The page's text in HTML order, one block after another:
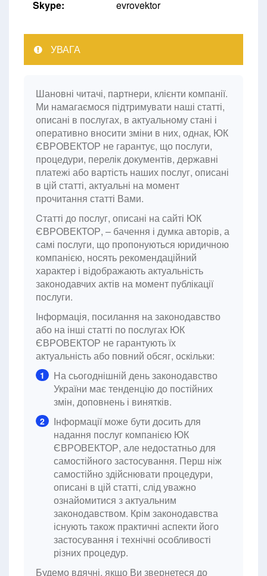
Skype: evrovektor
УВАГА
Шановні читачі, партнери, клієнти компанії.
Ми намагаємося підтримувати наші статті,
описані в послугах, в актуальному стані і
оперативно вносити зміни в них, однак, ЮК
ЄВРОВЕКТОР не гарантує, що послуги,
процедури, перелік документів, державні
платежі або вартість наших послуг, описані
в цій статті, актуальні на момент
прочитання статті Вами.
Cтатті до послуг, описані на сайті ЮК
ЄВРОВЕКТОР, – бачення і думка авторів, а
самі послуги, що пропонуються юридичною
компанією, носять рекомендаційний
характер і відображають актуальність
законодавчих актів на момент публікації
послуги.
Інформація, посилання на законодавство
або на інші статті по послугах ЮК
ЄВРОВЕКТОР не гарантують їх
актуальність або повний обсяг, оскільки:
1
На сьогоднішній день законодавство
України має тенденцію до постійних
змін, доповнень і винятків.
2
Інформації може бути досить для
надання послуг компанією ЮК
ЄВРОВЕКТОР, але недостатньо для
самостійного застосування. Перш ніж
самостійно здійснювати процедури,
описані в цій статті, слід уважно
ознайомитися з актуальним
законодавством. Крім законодавства
існують також практичні аспекти його
застосування і технічні особливості
різних процедур.
Будемо вдячні, якщо Ви звернетеся до